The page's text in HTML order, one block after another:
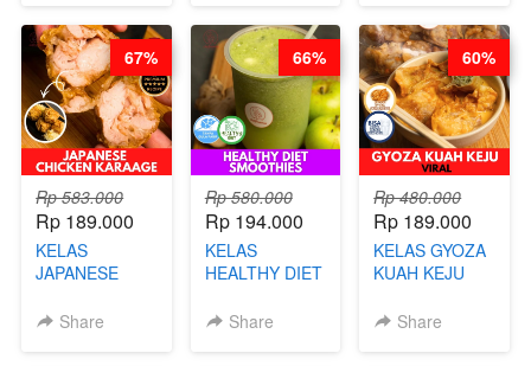
Rp 583.000
Rp 189.000
KELAS
JAPANESE
KARAAGE - BY
Share
67%
Rp 580.000
Rp 194.000
KELAS
HEALTHY DIET
BY BARISTA
Share
66%
Rp 480.000
Rp 189.000
KELAS GYOZA
KUAH KEJU
CHEF DITA
Share
60%